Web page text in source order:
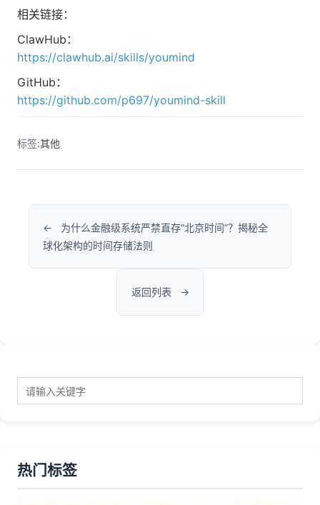
相关链接：
ClawHub：
https://clawhub.ai/skills/youmind
GitHub：
https://github.com/p697/youmind-skill
标签:其他
为什么金融级系统严禁直存“北京时间”？揭秘全
球化架构的时间存储法则
返回列表
热门标签